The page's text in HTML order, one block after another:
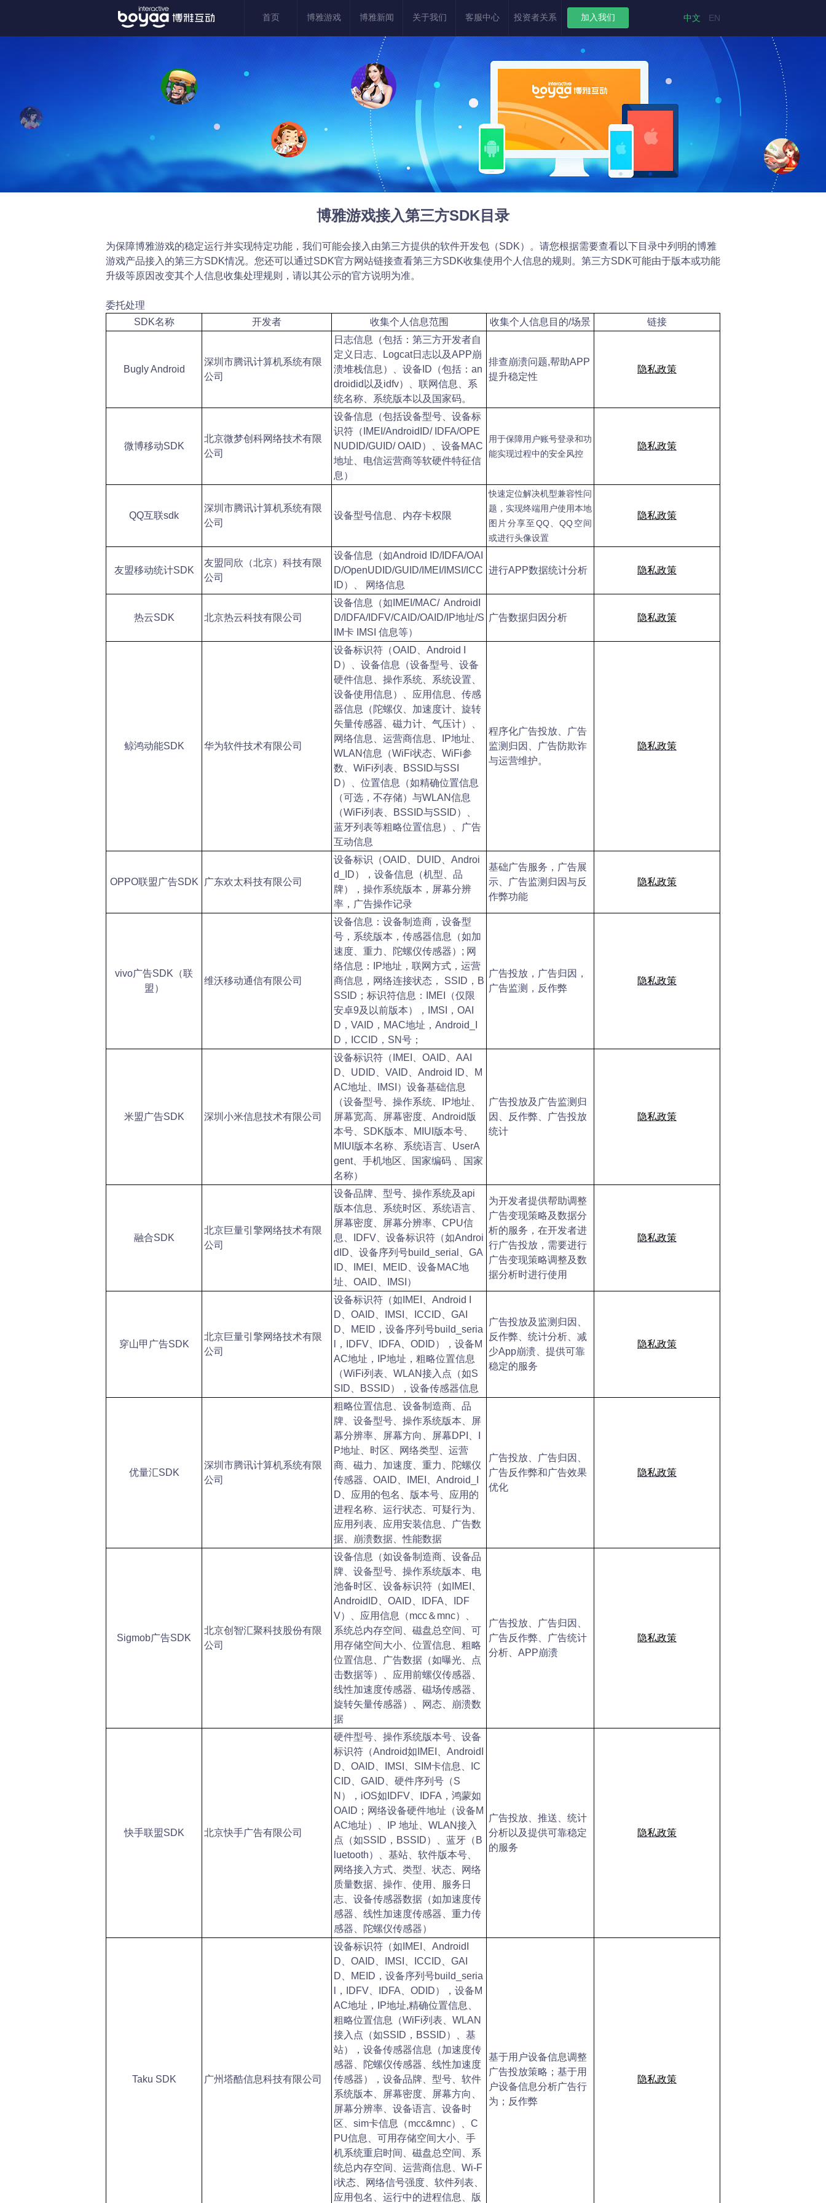
首页 博雅游戏 博雅新闻 关于我们 客服中心 投资者关系 加入我们 中文 EN
博雅游戏接入第三方SDK目录
为保障博雅游戏的稳定运行并实现特定功能，我们可能会接入由第三方提供的软件开发包（SDK）。请您根据需要查看以下目录中列明的博雅
游戏产品接入的第三方SDK情况。您还可以通过SDK官方网站链接查看第三方SDK收集使用个人信息的规则。第三方SDK可能由于版本或功能
升级等原因改变其个人信息收集处理规则，请以其公示的官方说明为准。
委托处理
SDK名称 开发者 收集个人信息范围 收集个人信息目的/场景 链接
Bugly Android
深圳市腾讯计算机系统有限
公司
日志信息（包括：第三方开发者自
定义日志、Logcat日志以及APP崩
溃堆栈信息）、设备ID（包括：an
droidid以及idfv）、联网信息、系
统名称、系统版本以及国家码。
排查崩溃问题,帮助APP
提升稳定性
隐私政策
微博移动SDK
北京微梦创科网络技术有限
公司
设备信息（包括设备型号、设备标
识符（IMEI/AndroidID/ IDFA/OPE
NUDID/GUID/ OAID）、设备MAC
地址、电信运营商等软硬件特征信
息）
用于保障用户账号登录和功
能实现过程中的安全风控
隐私政策
QQ互联sdk
深圳市腾讯计算机系统有限
公司
设备型号信息、内存卡权限
快速定位解决机型兼容性问
题，实现终端用户使用本地
图片分享至QQ、QQ空间
或进行头像设置
隐私政策
友盟移动统计SDK
友盟同欣（北京）科技有限
公司
设备信息（如Android ID/IDFA/OAI
D/OpenUDID/GUID/IMEI/IMSI/ICC
ID）、 网络信息
进行APP数据统计分析 隐私政策
热云SDK 北京热云科技有限公司
设备信息（如IMEI/MAC/ AndroidI
D/IDFA/IDFV/CAID/OAID/IP地址/S
IM卡 IMSI 信息等）
广告数据归因分析 隐私政策
鲸鸿动能SDK 华为软件技术有限公司
设备标识符（OAID、Android I
D）、设备信息（设备型号、设备
硬件信息、操作系统、系统设置、
设备使用信息）、应用信息、传感
器信息（陀螺仪、加速度计、旋转
矢量传感器、磁力计、气压计）、
网络信息、运营商信息、IP地址、
WLAN信息（WiFi状态、WiFi参
数、WiFi列表、BSSID与SSI
D）、位置信息（如精确位置信息
（可选，不存储）与WLAN信息
（WiFi列表、BSSID与SSID）、
蓝牙列表等粗略位置信息）、广告
互动信息
程序化广告投放、广告
监测归因、广告防欺诈
与运营维护。
隐私政策
OPPO联盟广告SDK 广东欢太科技有限公司
设备标识（OAID、DUID、Androi
d_ID），设备信息（机型、品
牌），操作系统版本，屏幕分辨
率，广告操作记录
基础广告服务，广告展
示、广告监测归因与反
作弊功能
隐私政策
vivo广告SDK（联
盟）
维沃移动通信有限公司
设备信息：设备制造商，设备型
号，系统版本，传感器信息（如加
速度、重力、陀螺仪传感器）; 网
络信息：IP地址，联网方式，运营
商信息，网络连接状态， SSID，B
SSID；标识符信息：IMEI（仅限
安卓9及以前版本），IMSI，OAI
D，VAID，MAC地址，Android_I
D，ICCID，SN号；
广告投放，广告归因，
广告监测，反作弊
隐私政策
米盟广告SDK 深圳小米信息技术有限公司
设备标识符（IMEI、OAID、AAI
D、UDID、VAID、Android ID、M
AC地址、IMSI）设备基础信息
（设备型号、操作系统、IP地址、
屏幕宽高、屏幕密度、Android版
本号、SDK版本、MIUI版本号、
MIUI版本名称、系统语言、UserA
gent、手机地区、国家编码 、国家
名称）
广告投放及广告监测归
因、反作弊、广告投放
统计
隐私政策
融合SDK
北京巨量引擎网络技术有限
公司
设备品牌、型号、操作系统及api
版本信息、系统时区、系统语言、
屏幕密度、屏幕分辨率、CPU信
息、IDFV、设备标识符（如Androi
dID、设备序列号build_serial、GA
ID、IMEI、MEID、设备MAC地
址、OAID、IMSI）
为开发者提供帮助调整
广告变现策略及数据分
析的服务，在开发者进
行广告投放，需要进行
广告变现策略调整及数
据分析时进行使用
隐私政策
穿山甲广告SDK
北京巨量引擎网络技术有限
公司
设备标识符（如IMEI、Android I
D、OAID、IMSI、ICCID、GAI
D、MEID，设备序列号build_seria
l，IDFV、IDFA、ODID），设备M
AC地址，IP地址，粗略位置信息
（WiFi列表、WLAN接入点（如S
SID、BSSID），设备传感器信息
广告投放及监测归因、
反作弊、统计分析、减
少App崩溃、提供可靠
稳定的服务
隐私政策
优量汇SDK
深圳市腾讯计算机系统有限
公司
粗略位置信息、设备制造商、品
牌、设备型号、操作系统版本、屏
幕分辨率、屏幕方向、屏幕DPI、I
P地址、时区、网络类型、运营
商、磁力、加速度、重力、陀螺仪
传感器、OAID、IMEI、Android_I
D、应用的包名、版本号、应用的
进程名称、运行状态、可疑行为、
应用列表、应用安装信息、广告数
据、崩溃数据、性能数据
广告投放、广告归因、
广告反作弊和广告效果
优化
隐私政策
Sigmob广告SDK
北京创智汇聚科技股份有限
公司
设备信息（如设备制造商、设备品
牌、设备型号、操作系统版本、电
池备时区、设备标识符（如IMEI、
AndroidID、OAID、IDFA、IDF
V）、应用信息（mcc＆mnc）、
系统总内存空间、磁盘总空间、可
用存储空间大小、位置信息、粗略
位置信息、广告数据（如曝光、点
击数据等）、应用前螺仪传感器、
线性加速度传感器、磁场传感器、
旋转矢量传感器）、网态、崩溃数
据
广告投放、广告归因、
广告反作弊、广告统计
分析、APP崩溃
隐私政策
快手联盟SDK 北京快手广告有限公司
硬件型号、操作系统版本号、设备
标识符（Android如IMEI、AndroidI
D、OAID、IMSI、SIM卡信息、IC
CID、GAID、硬件序列号（S
N），iOS如IDFV、IDFA，鸿蒙如
OAID；网络设备硬件地址（设备M
AC地址）、IP 地址、WLAN接入
点（如SSID，BSSID）、蓝牙（B
luetooth）、基站、软件版本号、
网络接入方式、类型、状态、网络
质量数据、操作、使用、服务日
志、设备传感器数据（如加速度传
感器、线性加速度传感器、重力传
感器、陀螺仪传感器）
广告投放、推送、统计
分析以及提供可靠稳定
的服务
隐私政策
Taku SDK 广州塔酷信息科技有限公司
设备标识符（如IMEI、AndroidI
D、OAID、IMSI、ICCID、GAI
D、MEID，设备序列号build_seria
l，IDFV、IDFA、ODID），设备M
AC地址，IP地址,精确位置信息、
粗略位置信息（WiFi列表、WLAN
接入点（如SSID，BSSID）、基
站），设备传感器信息（加速度传
感器、陀螺仪传感器、线性加速度
传感器），设备品牌、型号、软件
系统版本、屏幕密度、屏幕方向、
屏幕分辨率、设备语言、设备时
区、sim卡信息（mcc&mnc）、C
PU信息、可用存储空间大小、手
机系统重启时间、磁盘总空间、系
统总内存空间、运营商信息、Wi-F
i状态、网络信号强度、软件列表、
应用包名、运行中的进程信息、版
基于用户设备信息调整
广告投放策略；基于用
户设备信息分析广告行
为；反作弊
隐私政策